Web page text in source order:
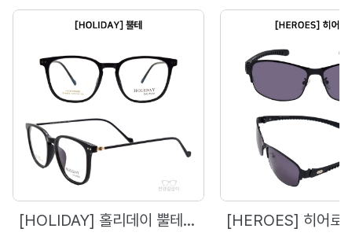
[HOLIDAY] 홀리데이 뿔테 - 6869 (51)